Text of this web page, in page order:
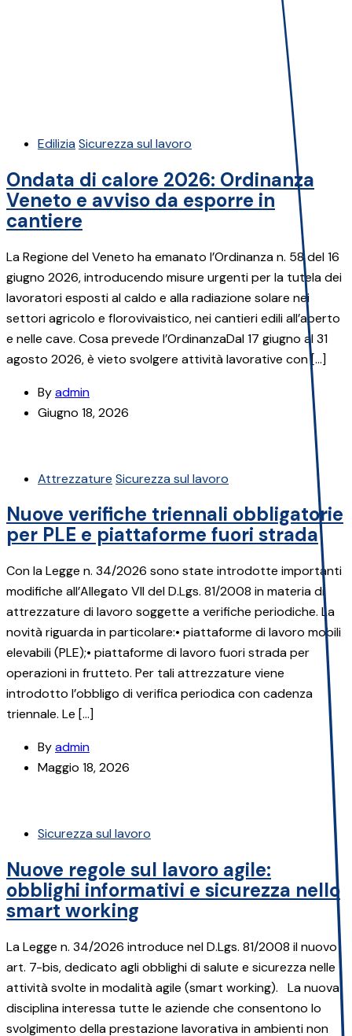
Edilizia Sicurezza sul lavoro
Ondata di calore 2026: Ordinanza
Veneto e avviso da esporre in
cantiere
La Regione del Veneto ha emanato l’Ordinanza n. 58 del 16
giugno 2026, introducendo misure urgenti per la tutela dei
lavoratori esposti al caldo e alla radiazione solare nei
settori agricolo e florovivaistico, nei cantieri edili all’aperto
e nelle cave. Cosa prevede l’OrdinanzaDal 17 giugno al 31
agosto 2026, è vieto svolgere attività lavorative con […]
Byadmin
Giugno 18, 2026
Attrezzature Sicurezza sul lavoro
Nuove verifiche triennali obbligatorie
per PLE e piattaforme fuori strada
Con la Legge n. 34/2026 sono state introdotte importanti
modifiche all’Allegato VII del D.Lgs. 81/2008 in materia di
attrezzature di lavoro soggette a verifiche periodiche. La
novità riguarda in particolare:• piattaforme di lavoro mobili
elevabili (PLE);• piattaforme di lavoro fuori strada per
operazioni in frutteto. Per tali attrezzature viene
introdotto l’obbligo di verifica periodica con cadenza
triennale. Le […]
Byadmin
Maggio 18, 2026
Sicurezza sul lavoro
Nuove regole sul lavoro agile:
obblighi informativi e sicurezza nello
smart working
La Legge n. 34/2026 introduce nel D.Lgs. 81/2008 il nuovo
art. 7-bis, dedicato agli obblighi di salute e sicurezza nelle
attività svolte in modalità agile (smart working). La nuova
disciplina interessa tutte le aziende che consentono lo
svolgimento della prestazione lavorativa in ambienti non